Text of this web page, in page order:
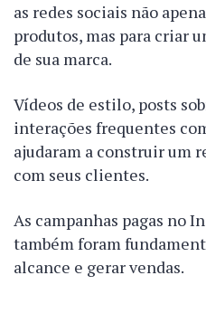
as redes sociais não
produtos, mas para criar
de sua marca.
Vídeos de estilo, posts
interações frequentes
ajudaram a construir um
com seus clientes.
As campanhas pagas no
também foram
alcance e gerar vendas.